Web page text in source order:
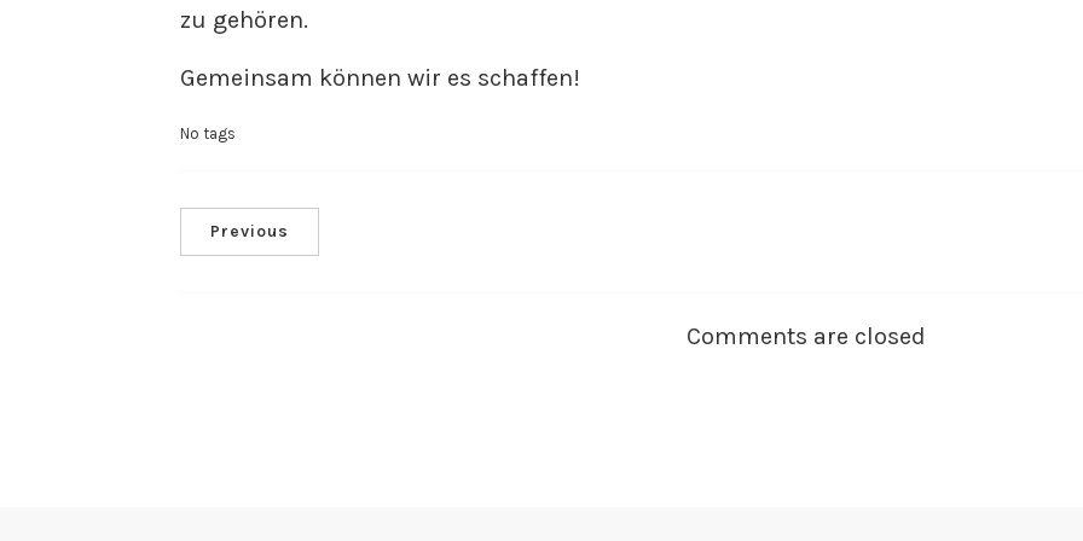
zu gehören.
Gemeinsam können wir es schaffen!
No tags
Previous
Comments are closed